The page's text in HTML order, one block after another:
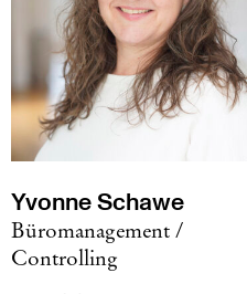
Yvonne Schawe
Büromanagement /
Controlling